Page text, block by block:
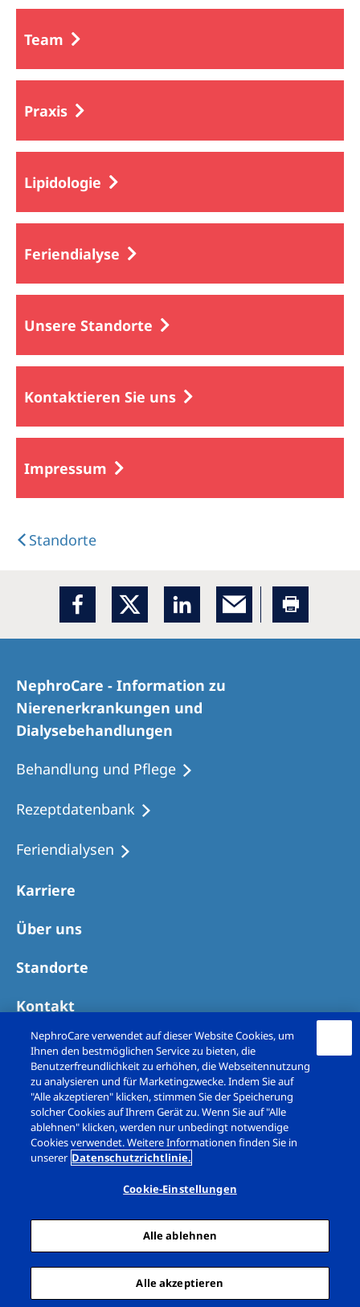
Team
Praxis
Lipidologie
Feriendialyse
Unsere Standorte
Kontaktieren Sie uns
Impressum
Standorte
NephroCare - Information zu
Nierenerkrankungen und
Dialysebehandlungen
Behandlung und Pflege
Rezeptdatenbank
Feriendialysen
Karriere
Über uns
Standorte
Kontakt
Copyright © Nephrocare Deutschland GmbH 2026. All
Impressum
Datenschutz
Cookie Einstellungen
Sitemap
NephroCare verwendet auf dieser Website Cookies, um
Ihnen den bestmöglichen Service zu bieten, die
Benutzerfreundlichkeit zu erhöhen, die Webseitennutzung
zu analysieren und für Marketingzwecke. Indem Sie auf
"Alle akzeptieren" klicken, stimmen Sie der Speicherung
solcher Cookies auf Ihrem Gerät zu. Wenn Sie auf "Alle
ablehnen" klicken, werden nur unbedingt notwendige
Cookies verwendet. Weitere Informationen finden Sie in
unserer Datenschutzrichtlinie.
Cookie-Einstellungen
Alle ablehnen
Alle akzeptieren